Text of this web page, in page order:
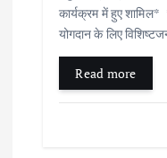
कार्यक्रम में हुए शामिल*
योगदान के लिए
Read more